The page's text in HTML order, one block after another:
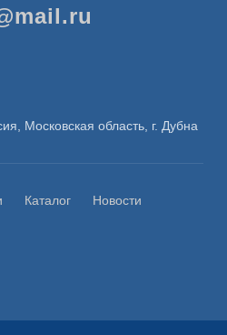
Московская область, г. Дубна
Каталог
Новости